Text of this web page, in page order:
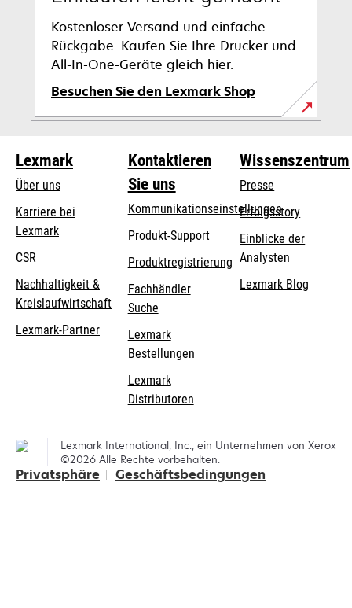
geöffnet
Kostenloser Versand und einfache
Rückgabe. Kaufen Sie Ihre Drucker und
All-In-One-Geräte gleich hier.
Besuchen Sie den Lexmark Shop
Lexmark
Über uns
Karriere bei
Lexmark
CSR
Nachhaltigkeit &
Kreislaufwirtschaft
Lexmark-Partner
Kontaktieren
Sie uns
Kommunikationseinstellungen
wird
einer
neuen
Registerkarte
geöffnet
Produkt-Supportwird
einer
neuen
Produktregistrierung
Fachhändler
Suche
Lexmark
Bestellungen
Lexmark
Distributoren
Wissenszentrum
Presse
Erfolgsstory
Einblicke der
Analysten
Lexmark Blog
Lexmark International, Inc., ein Unternehmen von Xerox
©2026 Alle Rechte vorbehalten.
Privatsphäre Geschäftsbedingungen